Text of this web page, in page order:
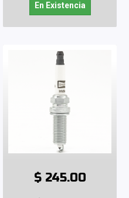
En Existencia
$ 245.00